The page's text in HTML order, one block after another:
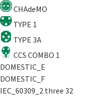
CHAdeMO
TYPE 1
TYPE 3A
CCS COMBO 1
DOMESTIC_E
DOMESTIC_F
IEC_60309_2 three 32